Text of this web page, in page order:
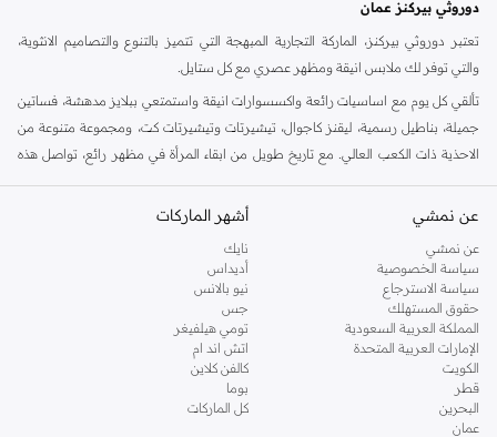
دوروثي بيركنز عمان
تعتبر دوروثي بيركنز، الماركة التجارية المبهجة التي تتميز بالتنوع والتصاميم الانثوية،
والتي توفر لك ملابس انيقة ومظهر عصري مع كل ستايل.
تألقي كل يوم مع اساسيات رائعة واكسسوارات انيقة واستمتعي ببلايز مدهشة، فساتين
جميلة، بناطيل رسمية، ليقنز كاجوال، تيشيرتات وتيشيرتات كت، ومجموعة متنوعة من
الاحذية ذات الكعب العالي. مع تاريخ طويل من ابقاء المرأة في مظهر رائع، تواصل هذه
كنت تقومين بتجديد خزانة ملابسك الملائمة للعمل، البحث عن فستان مثالي للحفلات او
اليه.
تسوقي دوروثي بيركنز اون لاين مسقط
تسوقي دوروثي بيركنز اون لاين من نمشي واستمتعي باكثر من الف ستايل من مجموعة
دوروثي بيركنز الشهيرة. تصفحي المجموعة كاملة في متجر دوروثي بيركنز اون لاين او
استخدمي القائمة لتحديد تجربة تسوق دوروثي بيركنز اون لاين. خدمة التوصيل السريعة
والدعم الاستثنائي يضمن لك تجربة تسوق ممتعة دائما مع نمشي.
عن نمشي
عن نمشي
سياسة الخصوصية
سياسة الاسترجاع
حقوق المستهلك
المملكة العربية السعودية
الإمارات العربية المتحدة
الكويت
قطر
البحرين
عمان
أشهر الماركات
نايك
أديداس
نيو بالانس
جس
تومي هيلفيغر
اتش اند ام
كالفن كلاين
بوما
كل الماركات